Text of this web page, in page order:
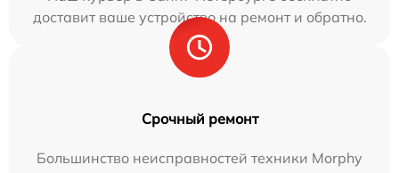
доставит ваше устройство на ремонт и обратно.
Срочный ремонт
Большинство неисправностей техники Morphy